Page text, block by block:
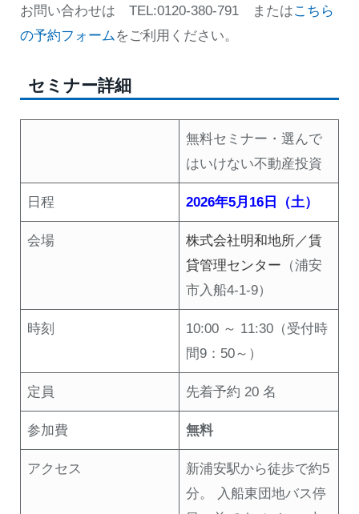
お問い合わせは TEL:0120-380-791 またはこちら
の予約フォームをご利用ください。
セミナー詳細
無料セミナー・選んで
はいけない不動産投資
日程 2026年5月16日（土）
会場
株式会社明和地所／賃
貸管理センター （浦安
市入船4-1-9）
時刻
10:00 ～ 11:30（受付時
間9：50～）
定員 先着予約 20 名
参加費 無料
アクセス
新浦安駅から徒歩で約5
分。 入船東団地バス停